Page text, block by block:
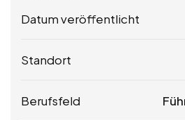
Datum veröffentlicht
Standort
Berufsfeld